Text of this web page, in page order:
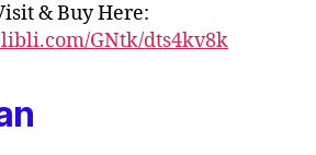
& Buy Here:
GNtk/dts4kv8k